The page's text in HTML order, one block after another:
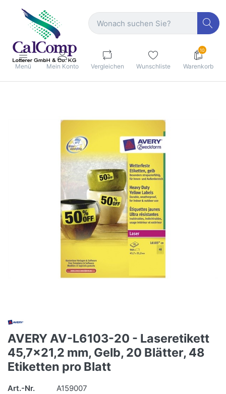
Menü Mein Konto Vergleichen Wunschliste
10
Warenkorb
AVERY AV-L6103-20 - Laseretikett
45,7x21,2 mm, Gelb, 20 Blätter, 48
Etiketten pro Blatt
Art.-Nr.
A159007